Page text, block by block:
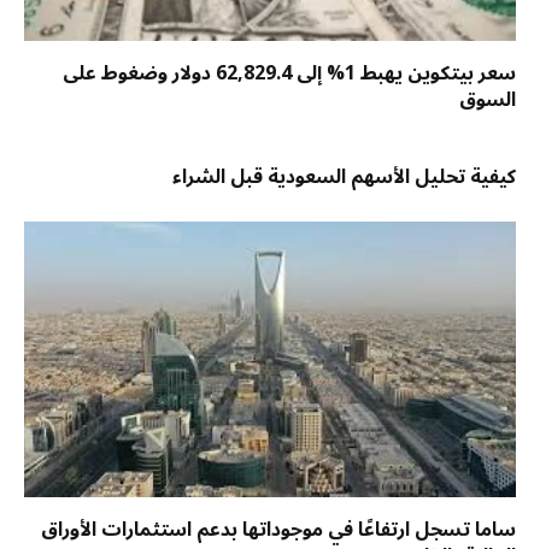
سعر بيتكوين يهبط 1% إلى 62,829.4 دولار وضغوط على
السوق
كيفية تحليل الأسهم السعودية قبل الشراء
ساما تسجل ارتفاعًا في موجوداتها بدعم استثمارات الأوراق